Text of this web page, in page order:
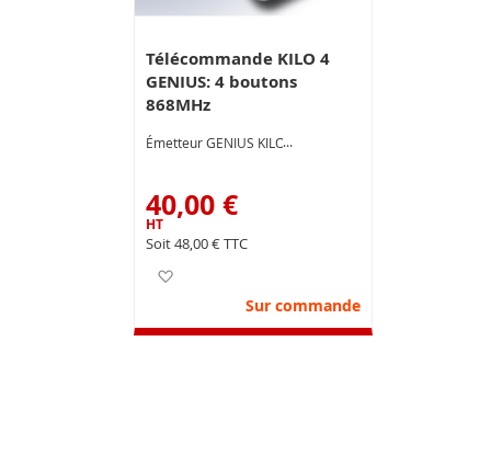
Télécommande KILO 4
GENIUS: 4 boutons
868MHz
Émetteur GENIUS KILO4
40,00 €
48,00 €
Sur commande